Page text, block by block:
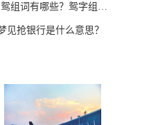
有哪些？鸳字组词大全
见抢银行是什么意思？